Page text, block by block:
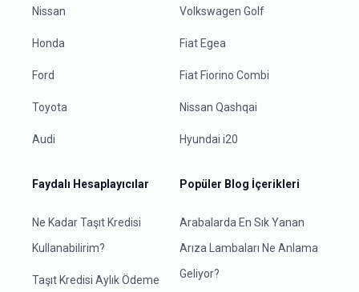
Nissan
Honda
Ford
Toyota
Audi
Volkswagen Golf
Fiat Egea
Fiat Fiorino Combi
Nissan Qashqai
Hyundai i20
Faydalı Hesaplayıcılar
Ne Kadar Taşıt Kredisi
Kullanabilirim?
Taşıt Kredisi Aylık Ödeme
Popüler Blog İçerikleri
Arabalarda En Sık Yanan
Arıza Lambaları Ne Anlama
Geliyor?